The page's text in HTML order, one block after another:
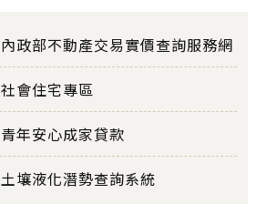
內政部不動產交易實價查詢服務網
社會住宅專區
青年安心成家貸款
土壤液化潛勢查詢系統